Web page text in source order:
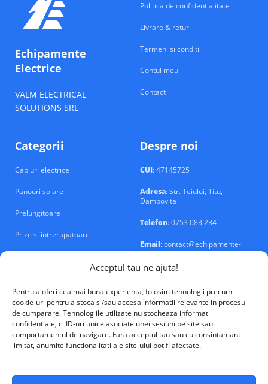
Acceptul tau ne ajuta!
Pentru a oferi cea mai buna experienta, folosim tehnologii precum
cookie-uri pentru a stoca si/sau accesa informatii relevante in procesul
de cumparare. Tehnologiile utilizate nu stocheaza informatii
confidentiale, ci ID-uri unice asociate unei sesiuni pe site sau
comportamentul de navigare. Fara acceptul tau sau cu consintamant
limitat, anumite functionalitati ale site-ului pot fi afectate.
Echipamente
Electrice
VALM ELECTRICAL
SOLUTIONS SRL
Politica de confidentialitate
Livrare & retur
Termeni si conditii
Contul meu
Contact
Categorii
Cabluri electrice
Panouri solare
Prelungitoare
Prize si intrerupatoare
Despre noi
CUI: 47145725
Adresa: Str. Teiului, Titu,
Dambovita
Telefon: 0753 083 234
Email: contact@echipamente-
electrice.ro
VALM Electrical Solutions © 2026